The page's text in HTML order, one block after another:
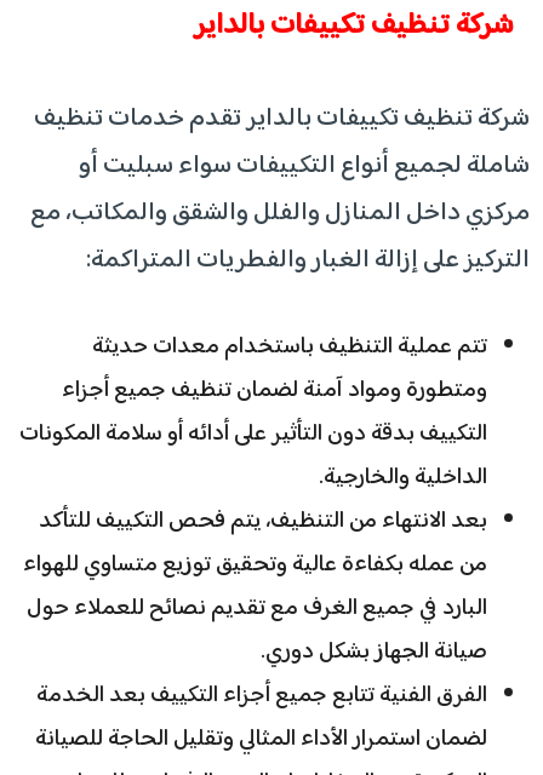
شركة تنظيف تكييفات بالداير
شركة تنظيف تكييفات بالداير تقدم خدمات تنظيف
شاملة لجميع أنواع التكييفات سواء سبليت أو
مركزي داخل المنازل والفلل والشقق والمكاتب، مع
التركيز على إزالة الغبار والفطريات المتراكمة:
تتم عملية التنظيف باستخدام معدات حديثة
ومتطورة ومواد آمنة لضمان تنظيف جميع أجزاء
التكييف بدقة دون التأثير على أدائه أو سلامة المكونات
الداخلية والخارجية.
بعد الانتهاء من التنظيف، يتم فحص التكييف للتأكد
من عمله بكفاءة عالية وتحقيق توزيع متساوي للهواء
البارد في جميع الغرف مع تقديم نصائح للعملاء حول
صيانة الجهاز بشكل دوري.
الفرق الفنية تتابع جميع أجزاء التكييف بعد الخدمة
لضمان استمرار الأداء المثالي وتقليل الحاجة للصيانة